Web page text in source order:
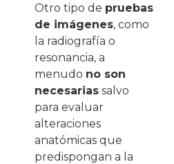
Otro tipo de pruebas
de imágenes, como
la radiografía o
resonancia, a
menudo no son
necesarias salvo
para evaluar
alteraciones
anatómicas que
predispongan a la